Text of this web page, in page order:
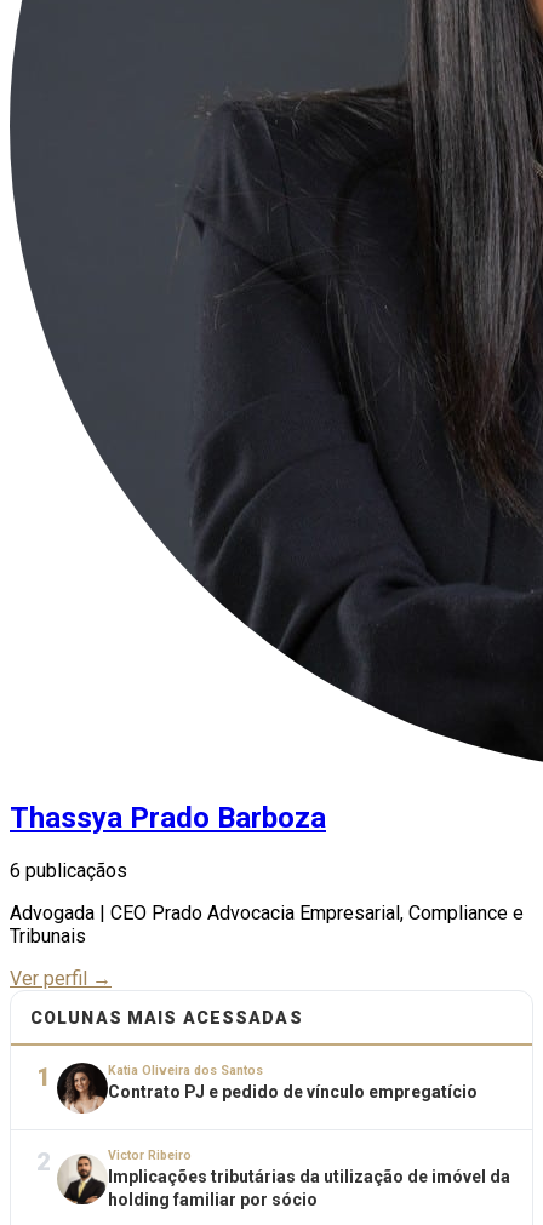
Thassya Prado Barboza
6 publicaçãos
Advogada | CEO Prado Advocacia Empresarial, Compliance e
Tribunais
Ver perfil →
COLUNAS MAIS ACESSADAS
1 Katia Oliveira dos Santos
Contrato PJ e pedido de vínculo empregatício
2 Victor Ribeiro
Implicações tributárias da utilização de imóvel da
holding familiar por sócio